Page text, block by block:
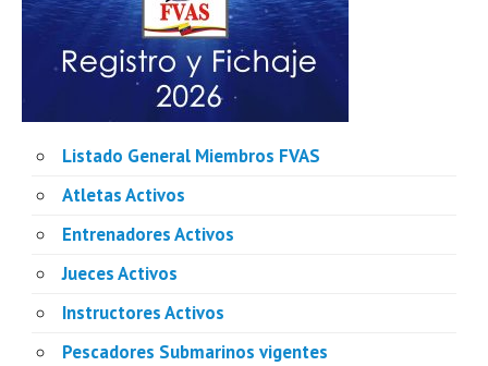
Listado General Miembros FVAS
Atletas Activos
Entrenadores Activos
Jueces Activos
Instructores Activos
Pescadores Submarinos vigentes